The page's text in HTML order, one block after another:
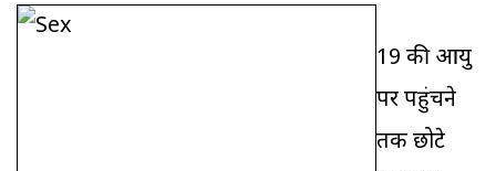
19 की आयु
पर पहुंचने
तक छोटे